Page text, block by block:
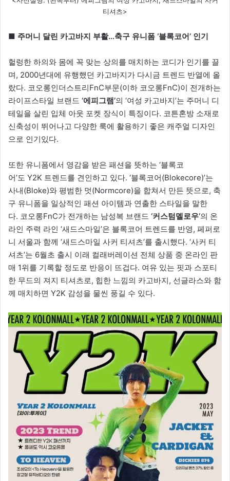
티셔츠>
■ 주머니 달린 카고바지 부활…축구 유니폼 ‘블록코어’ 인기
헐렁한 하의와 몸에 꼭 맞는 상의를 매치하는 코디가 인기를 끌
며, 2000년대에 유행했던 카고바지가 다시금 트렌드 반열에 올
랐다. 코오롱인더스트리FnC부문(이하 코오롱FnC)이 전개하는
라이프스타일 브랜드 ‘에피그램’의 ‘여성 카고바지’는 주머니 디
테일을 살린 입체 아웃 포켓 장식이 특징이다. 코튼혼방 소재로
신축성이 뛰어나고 다양한 룩에 활용하기 좋은 캐주얼 디자인
으로 인기있다.
또한 유니폼에서 영감을 받은 패션을 뜻하는 ‘블록코
어’도 Y2K 트렌드를 견인하고 있다. ‘블록코어(Blokecore)’는
사내(Bloke)와 평범한 멋(Normcore)을 합쳐서 만든 뜻으로, 축
구 유니폼을 일상적인 패션 아이템과 연출한 스타일을 말한
다. 코오롱FnC가 전개하는 남성복 브랜드 ‘커스텀멜로우’의 온
라인 주력 라인 ‘새드스마일’은 블록코어 트렌드를 반영, 페퍼로
니 서울과 함께 ‘새드스마일 사커 티셔츠’를 출시했다. ‘사커 티
셔츠’는 6월초 출시 이래 컬래버레이션 전체 상품 중 온라인 판
매 1위를 기록할 정도로 반응이 뜨겁다. 여유 있는 핏과 스포티
한 무드의 져지 티셔츠로, 힙한 느낌의 카고바지, 선글라스와 함
께 매치하면 Y2K 감성을 물씬 풍길 수 있다.